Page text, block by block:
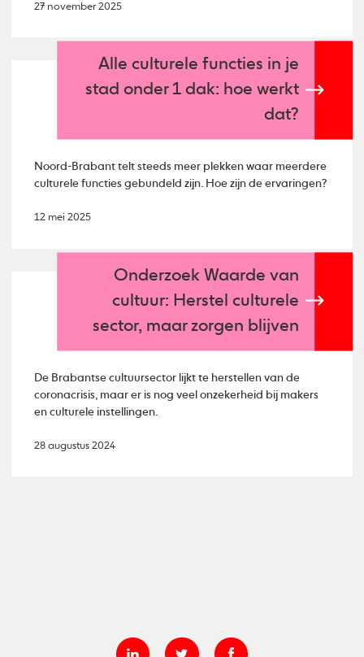
27 november 2025
Alle culturele functies in je
stad onder 1 dak: hoe werkt
dat?
Noord-Brabant telt steeds meer plekken waar meerdere
culturele functies gebundeld zijn. Hoe zijn de ervaringen?
12 mei 2025
Onderzoek Waarde van
cultuur: Herstel culturele
sector, maar zorgen blijven
De Brabantse cultuursector lijkt te herstellen van de
coronacrisis, maar er is nog veel onzekerheid bij makers
en culturele instellingen.
28 augustus 2024